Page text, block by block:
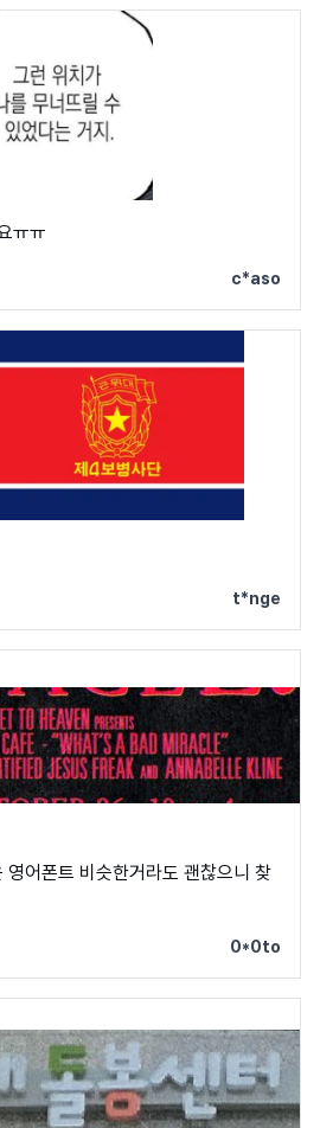
ㅠㅠ
c*aso
t*nge
영어폰트 비슷한거라도 괜찮으니 찾
0*0to